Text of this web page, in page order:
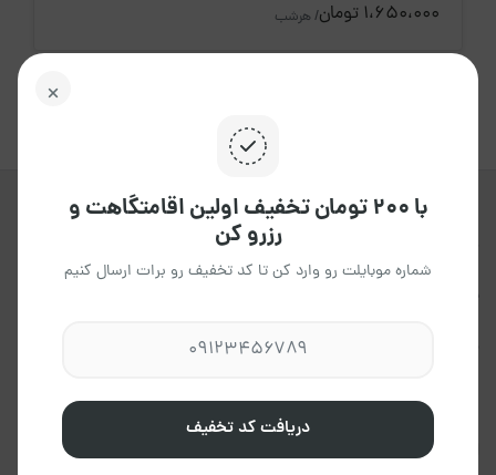
1،650،000 تومان / هرشب
جاکجاست یک پلتفرم آنلاین هوشمند ،
برای اجاره انواع اقامتگاه ها ، در تمامی
تلفن :
با ۲۰۰ تومان تخفیف اولین اقامتگاهت و
رزرو کن
شماره موبایلت رو وارد کن تا کد تخفیف رو برات ارسال کنیم
دریافت کد تخفیف